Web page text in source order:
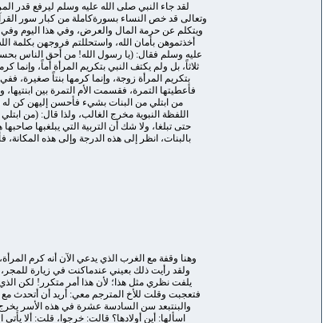
لقد جاء النبي صلى الله عليه وسلم ليرفع قدر
وتعالى قد خص النساء بسورةكاملة من كبار سور
ويتكلم عن حرمة المال والعرض، وفي هذا اليوم وفي
أخذتموهن بأمان الله، واستحللتم فروجهن بكلمة
عليه وسلم فقال: (يا رسول الله! من أحق الناس
ثلاثاً، بل ولم يكتف النبي بتكريم المرأة أماً،
بتكريم المرأة زوجة، وإنما كرمها بنتاً صغيرة،
فأعطيتها التمرة، فقسمت الأم التمرة بين
من ابتلي من البنات بشيء فأحسن إليهن كن له
اللفظة النبوية مخرج الغالب، ولذا قال: (من
حتى تبلغا، ولا شك أن التربية التي يبلغبها
بالبنات، انظر إلى هذه الدرجة وإلى هذه
وهنا وقفة مع الغرب الذي يدعي الآن أنه كرم
ولقد رأيت ذلك بعيني عندماكنت في زيارة
يلفت نظري مثل هذا؛ لأن هذا أمر متكرر! لكن
فتعجبت وقلت للأخ المترجم معي: أريد أن أتحدث
والبنتبعد سن السادسة عشرة في هذه الأسر
اسألها: أين أولادها؟ قالت: خرجوا، قلت: ألا